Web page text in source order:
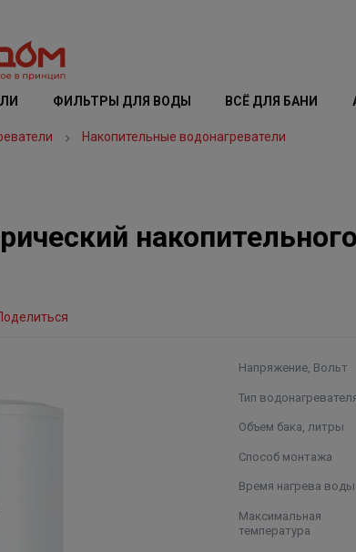
ФИЛЬТРЫ ДЛЯ ВОДЫ ВСЁ ДЛЯ БАНИ
Накопительные водонагреватели
Напряжение, Вольт
Тип
Объем бака, литры
Способ монтажа
Время нагрева воды
Максимальная
температура